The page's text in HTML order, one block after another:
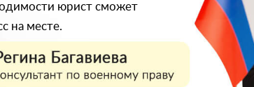
юрист сможет
на месте.